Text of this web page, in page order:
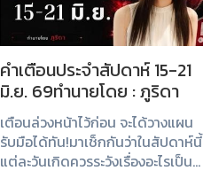
คำเตือนประจำสัปดาห์ 15-21
มิ.ย. 69ทำนายโดย : ภูริดา
เตือนล่วงหน้าไว้ก่อน จะได้วางแผน
รับมือได้ทัน!มาเช็กกันว่าในสัปดาห์นี้
แต่ละวันเกิดควรระวังเรื่องอะไรเป็น